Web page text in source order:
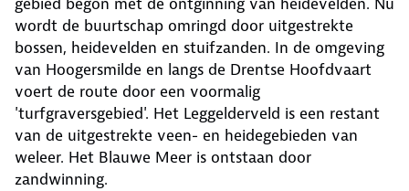
gebied begon met de ontginning van heidevelden. Nu
wordt de buurtschap omringd door uitgestrekte
bossen, heidevelden en stuifzanden. In de omgeving
van Hoogersmilde en langs de Drentse Hoofdvaart
voert de route door een voormalig
'turfgraversgebied'. Het Leggelderveld is een restant
van de uitgestrekte veen- en heidegebieden van
weleer. Het Blauwe Meer is ontstaan door
zandwinning.